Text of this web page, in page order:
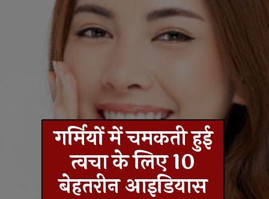
गर्मियों में चमकती हुई
त्वचा के लिए 10
बेहतरीन आइडियास